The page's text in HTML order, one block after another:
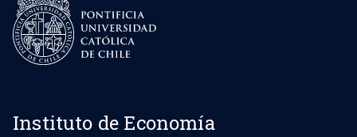
Instituto de Economía